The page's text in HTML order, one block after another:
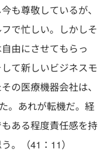
も尊敬しているが、
で忙しい。しかしそ
由にさせてもらっ
て新しいビジネスモ
の医療機器会社は、
。あれが転機だ。経
ある程度責任感を持
。（41：11）